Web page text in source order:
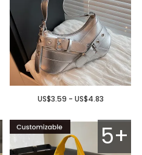
US$3.59 - US$4.83
5+